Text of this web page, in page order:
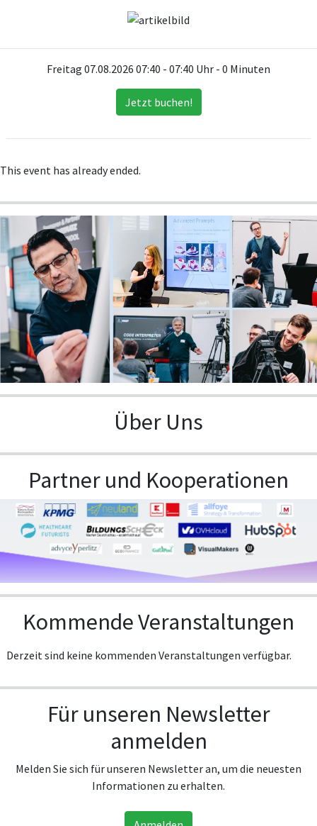
Freitag 07.08.2026 07:40 - 07:40 Uhr - 0 Minuten
Jetzt buchen!
This event has already ended.
Über Uns
Partner und Kooperationen
Kommende Veranstaltungen
Derzeit sind keine kommenden Veranstaltungen verfügbar.
Für unseren Newsletter
anmelden
Melden Sie sich für unseren Newsletter an, um die neuesten
Informationen zu erhalten.